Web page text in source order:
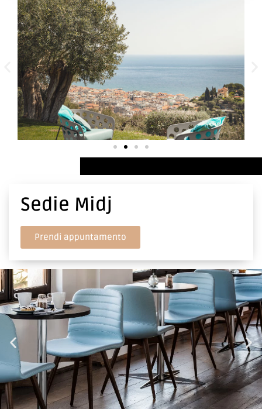
Sedie Midj
Prendi appuntamento